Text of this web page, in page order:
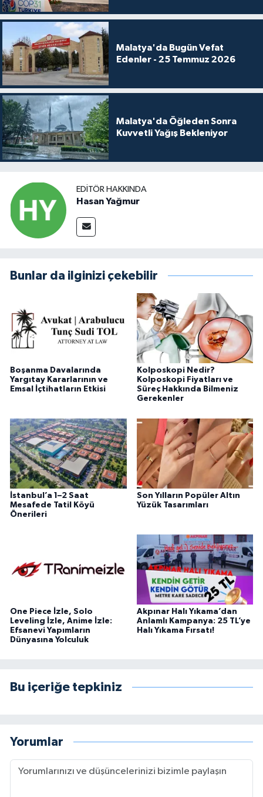
Malatya'da Bugün Vefat
Edenler - 25 Temmuz 2026
Malatya'da Öğleden Sonra
Kuvvetli Yağış Bekleniyor
EDITÖR HAKKINDA
Hasan Yağmur
Bunlar da ilginizi çekebilir
Boşanma Davalarında
Yargıtay Kararlarının ve
Emsal İçtihatların Etkisi
Kolposkopi Nedir?
Kolposkopi Fiyatları ve
Süreç Hakkında Bilmeniz
Gerekenler
İstanbul’a 1–2 Saat
Mesafede Tatil Köyü
Önerileri
Son Yılların Popüler Altın
Yüzük Tasarımları
One Piece İzle, Solo
Leveling İzle, Anime İzle:
Efsanevi Yapımların
Dünyasına Yolculuk
Akpınar Halı Yıkama’dan
Anlamlı Kampanya: 25 TL’ye
Halı Yıkama Fırsatı!
Bu içeriğe tepkiniz
Yorumlar